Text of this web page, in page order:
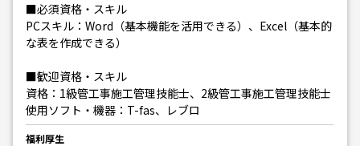
■必須資格・スキル
PCスキル：Word（基本機能を活用できる）、Excel（基本的
な表を作成できる）
■歓迎資格・スキル
資格：1級管工事施工管理技能士、2級管工事施工管理技能士
使用ソフト・機器：T-fas、レブロ
福利厚生